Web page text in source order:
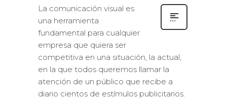
La comunicación visual es
una herramienta
fundamental para cualquier
empresa que quiera ser
competitiva en una situación, la actual,
en la que todos queremos llamar la
atención de un público que recibe a
diario cientos de estímulos publicitarios.